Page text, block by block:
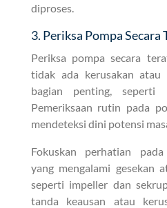
diproses.
3. Periksa Pompa Secara
Periksa pompa secara
tidak ada kerusakan atau
bagian penting, seperti
Pemeriksaan rutin pada
mendeteksi dini potensi
Fokuskan perhatian
yang mengalami gesekan
seperti impeller dan
tanda keausan atau